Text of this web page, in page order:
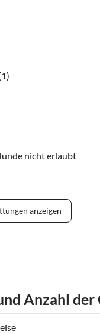
nicht erlaubt
anzeigen
Anzahl der